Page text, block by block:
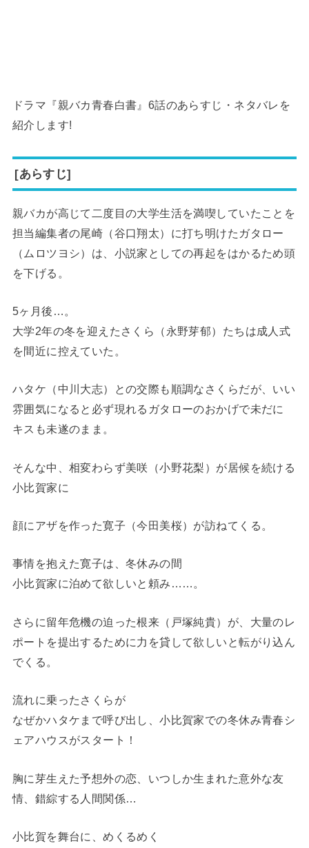
ドラマ『親バカ青春白書』6話のあらすじ・ネタバレを
紹介します!
[あらすじ]
親バカが高じて二度目の大学生活を満喫していたことを
担当編集者の尾崎（谷口翔太）に打ち明けたガタロー
（ムロツヨシ）は、小説家としての再起をはかるため頭
を下げる。
5ヶ月後…。
大学2年の冬を迎えたさくら（永野芽郁）たちは成人式
を間近に控えていた。
ハタケ（中川大志）との交際も順調なさくらだが、いい
雰囲気になると必ず現れるガタローのおかげで未だに
キスも未遂のまま。
そんな中、相変わらず美咲（小野花梨）が居候を続ける
小比賀家に
顔にアザを作った寛子（今田美桜）が訪ねてくる。
事情を抱えた寛子は、冬休みの間
小比賀家に泊めて欲しいと頼み……。
さらに留年危機の迫った根来（戸塚純貴）が、大量のレ
ポートを提出するために力を貸して欲しいと転がり込ん
でくる。
流れに乗ったさくらが
なぜかハタケまで呼び出し、小比賀家での冬休み青春シ
ェアハウスがスタート！
胸に芽生えた予想外の恋、いつしか生まれた意外な友
情、錯綜する人間関係…
小比賀を舞台に、めくるめく